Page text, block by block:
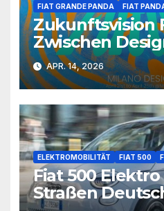
FIAT GRANDE PANDA
FIAT
Zukunftsvision
Zwischen
und urbaner
APR. 14, 2026
ELEKTROMOBILITÄT FIAT 500
Fiat 500
Straßen